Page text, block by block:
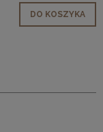
DO KOSZYKA